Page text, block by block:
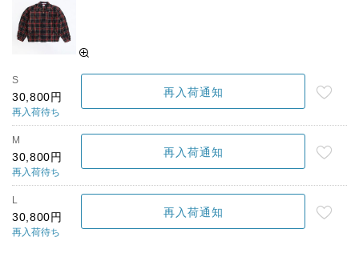
S
30,800円
再入荷待ち
再入荷通知
M
30,800円
再入荷待ち
再入荷通知
L
30,800円
再入荷待ち
再入荷通知